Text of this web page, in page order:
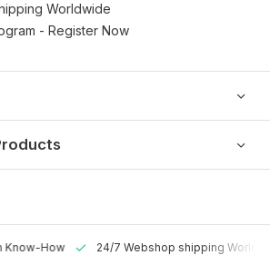
Worldwide
- Register Now
Know-How 24/7 Webshop shipping